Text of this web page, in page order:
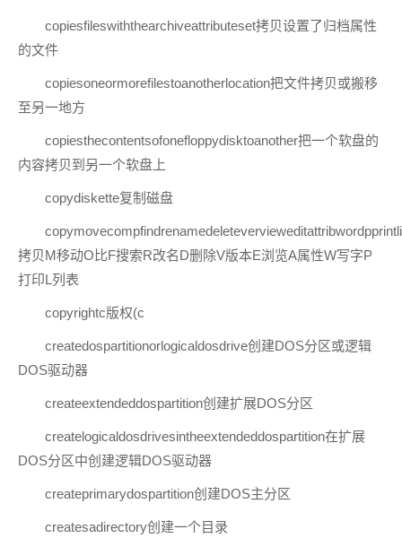
copiesfileswiththearchiveattributeset拷贝设置了归档属性
的文件
copiesoneormorefilestoanotherlocation把文件拷贝或搬移
至另一地方
copiesthecontentsofonefloppydisktoanother把一个软盘的
内容拷贝到另一个软盘上
copydiskette复制磁盘
拷贝M移动O比F搜索R改名D删除V版本E浏览A属性W写字P
打印L列表
copyrightc版权(c
createdospartitionorlogicaldosdrive创建DOS分区或逻辑
DOS驱动器
createextendeddospartition创建扩展DOS分区
createlogicaldosdrivesintheextendeddospartition在扩展
DOS分区中创建逻辑DOS驱动器
createprimarydospartition创建DOS主分区
createsadirectory创建一个目录